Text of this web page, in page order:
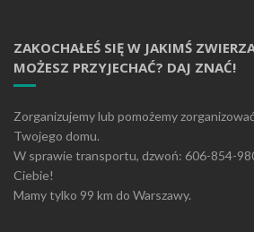
ZAKOCHAŁEŚ SIĘ W JAKIMŚ
MOŻESZ PRZYJECHAĆ? DAJ ZNAĆ!
Zorganizujemy lub pomożemy
Twojego domu.
W sprawie transportu, dzwoń: 606-854-
Ciebie!
Mamy tylko 99 km do Warszawy.